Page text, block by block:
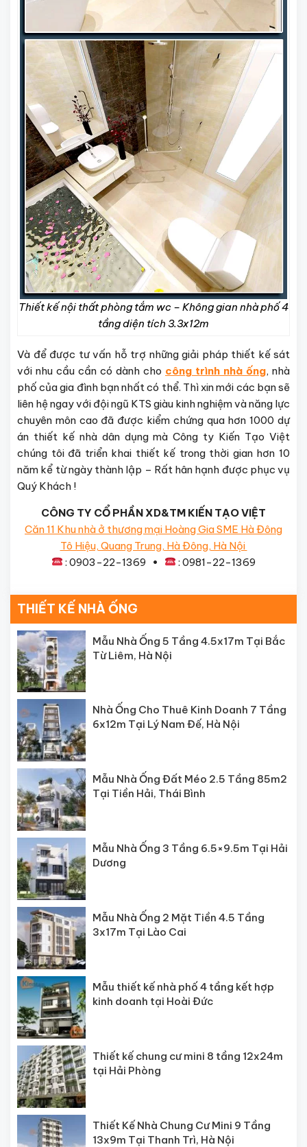
Thiết kế nội thất phòng tắm wc – Không gian nhà phố 4
tầng diện tích 3.3x12m
Và để được tư vấn hỗ trợ những giải pháp thiết kế sát
với nhu cầu cần có dành cho công trình nhà ống, nhà
phố của gia đình bạn nhất có thể. Thì xin mới các bạn sẽ
liên hệ ngay với đội ngũ KTS giàu kinh nghiệm và năng lực
chuyên môn cao đã được kiểm chứng qua hơn 1000 dự
án thiết kế nhà dân dụng mà Công ty Kiến Tạo Việt
chúng tôi đã triển khai thiết kế trong thời gian hơn 10
năm kể từ ngày thành lập – Rất hân hạnh được phục vụ
Quý Khách !
CÔNG TY CỔ PHẦN XD&TM KIẾN TẠO VIỆT
Căn 11 Khu nhà ở thương mại Hoàng Gia SME Hà Đông
Tô Hiệu, Quang Trung, Hà Đông, Hà Nội
: 0903-22-1369 •
: 0981-22-1369
THIẾT KẾ NHÀ ỐNG
Mẫu Nhà Ống 5 Tầng 4.5x17m Tại Bắc
Từ Liêm, Hà Nội
Nhà Ống Cho Thuê Kinh Doanh 7 Tầng
6x12m Tại Lý Nam Đế, Hà Nội
Mẫu Nhà Ống Đất Méo 2.5 Tầng 85m2
Tại Tiền Hải, Thái Bình
Mẫu Nhà Ống 3 Tầng 6.5×9.5m Tại Hải
Dương
Mẫu Nhà Ống 2 Mặt Tiền 4.5 Tầng
3x17m Tại Lào Cai
Mẫu thiết kế nhà phố 4 tầng kết hợp
kinh doanh tại Hoài Đức
Thiết kế chung cư mini 8 tầng 12x24m
tại Hải Phòng
Thiết Kế Nhà Chung Cư Mini 9 Tầng
13x9m Tại Thanh Trì, Hà Nội